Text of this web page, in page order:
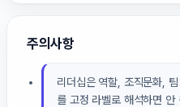
주의사항
리더십은 역할, 조직문화,
를 고정 라벨로 해석하면 안